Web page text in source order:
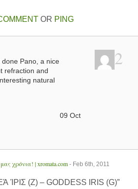
OR PING
2
done Pano, a nice
refraction and
natural
09 Oct
χρόνια! | xromata.com - Feb 6th, 2011
ΊΡΙΣ (Ζ) – GODDESS IRIS (G)”